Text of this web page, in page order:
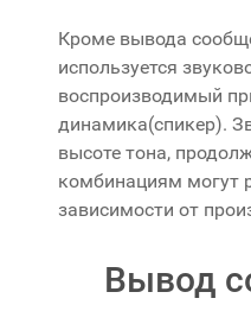
Кроме вывода
используется
воспроизводимый
динамика(спикер).
высоте тона,
комбинациям могут
зависимости от
Вывод